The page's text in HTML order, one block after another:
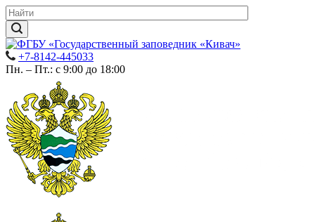
+7-8142-445033
Пн. – Пт.: с 9:00 до 18:00